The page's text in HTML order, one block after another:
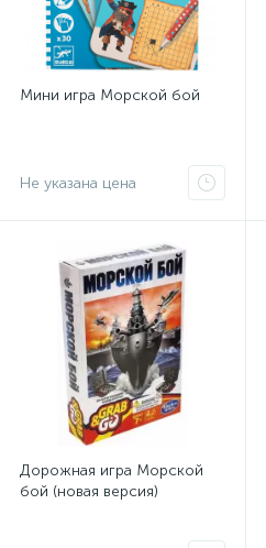
Мини игра Морской бой
Не указана цена
Дорожная игра Морской
бой (новая версия)